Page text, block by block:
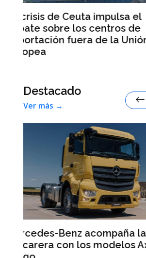
La escasez de
ejército
ira de Trump
Destacado
Ver más →
Smart #2: la marca
detalles de su nuevo